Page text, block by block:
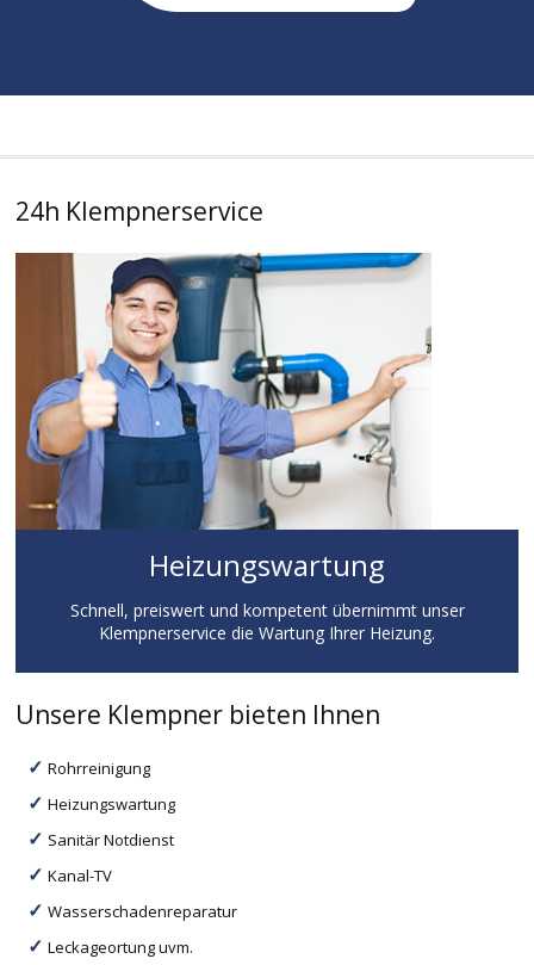
24h Klempnerservice
Heizungswartung
Schnell, preiswert und kompetent übernimmt unser
Klempnerservice die Wartung Ihrer Heizung.
Unsere Klempner bieten Ihnen
Rohrreinigung
Heizungswartung
Sanitär Notdienst
Kanal-TV
Wasserschadenreparatur
Leckageortung uvm.